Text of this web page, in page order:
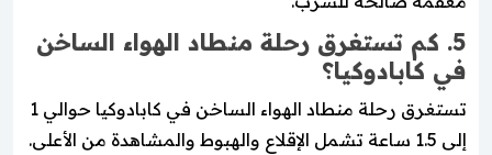
5. كم تستغرق رحلة منطاد الهواء الساخن
في كابادوكيا؟
تستغرق رحلة منطاد الهواء الساخن في كابادوكيا حوالي 1
إلى 1.5 ساعة تشمل الإقلاع والهبوط والمشاهدة من الأعلى.